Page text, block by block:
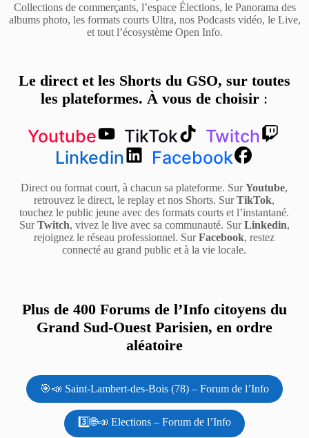
Collections de commerçants, l’espace Élections, le Panorama des
albums photo, les formats courts Ultra, nos Podcasts vidéo, le Live,
et tout l’écosystème Open Info.
Le direct et les Shorts du GSO, sur toutes
les plateformes. À vous de choisir :
Youtube TikTok
Twitch
Linkedin
Facebook
Direct ou format court, à chacun sa plateforme. SurYoutube,
retrouvez le direct, le replay et nos Shorts. SurTikTok,
touchez le public jeune avec des formats courts et l’instantané.
SurTwitch, vivez le live avec sa communauté. SurLinkedin,
rejoignez le réseau professionnel. SurFacebook, restez
connecté au grand public et à la vie locale.
Plus de 400 Forums de l’Info citoyens du
Grand Sud-Ouest Parisien, en ordre
aléatoire
🎯📣 Saint-Lambert-des-Bois (78) – Forum de l’Info
3️⃣🌐📣 Elections – Forum de l’Info